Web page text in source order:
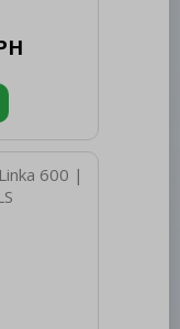
Hloubka
[mm]:
[kW]:
plyn,
vrchní
vrchní